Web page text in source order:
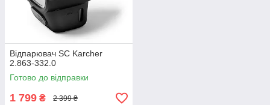
Відпарювач SC Karcher
2.863-332.0
Готово до відправки
1 799 ₴ 2 399 ₴